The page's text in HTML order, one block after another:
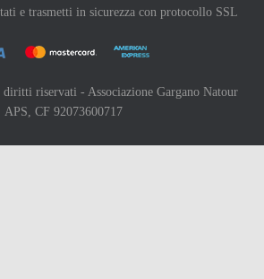
e trasmetti in sicurezza con protocollo SSL
riservati - Associazione Gargano Natour
APS, CF 92073600717